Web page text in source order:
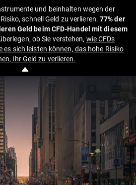
und beinhalten wegen der
schnell Geld zu verlieren.77% der
Geld beim CFD-Handel mit diesem
ob Sie verstehen, wie CFDs
es sich leisten können, das hohe Risiko
Ihr Geld zu verlieren.